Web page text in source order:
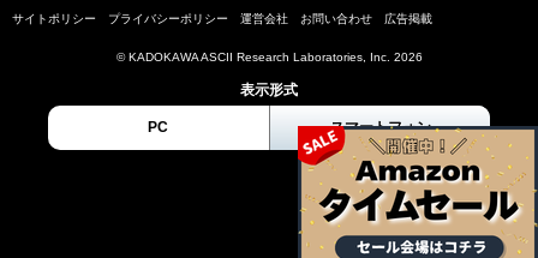
サイトポリシー プライバシーポリシー 運営会社 お問い合わせ 広告掲載
© KADOKAWA ASCII Research Laboratories, Inc. 2026
表示形式
PC スマートフォン